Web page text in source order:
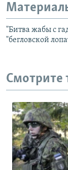
"Битва жабы с
"бегловской
Смотрите